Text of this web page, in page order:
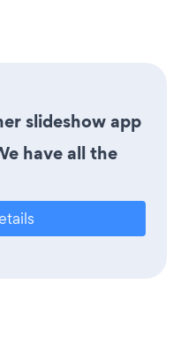
slideshow app
have all the